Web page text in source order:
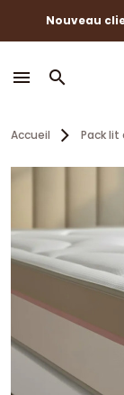
Nouveau client : -
search
menu
Accueil Pack